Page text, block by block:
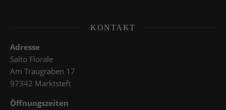
KONTAKT
Adresse
Salto Florale
Am Traugraben 17
97342 Marktsteft
Öffnungszeiten